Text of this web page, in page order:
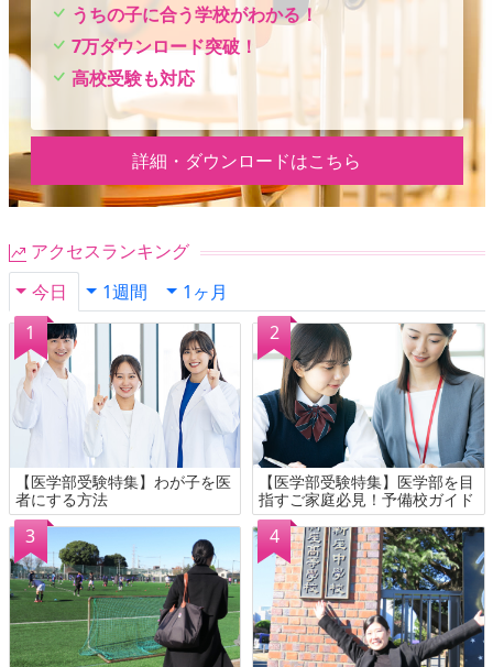
うちの子に合う学校がわかる！
7万ダウンロード突破！
高校受験も対応
詳細・ダウンロードはこちら
アクセスランキング
今日
1週間 1ヶ月
【医学部受験特集】わが子を医
者にする方法
【医学部受験特集】医学部を目
指すご家庭必見！予備校ガイド